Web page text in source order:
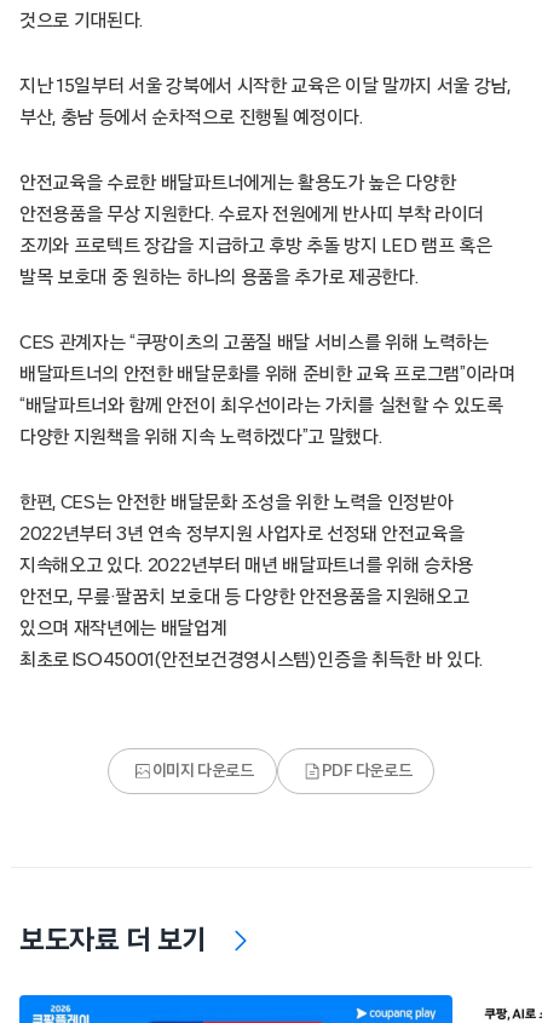
것으로 기대된다.
지난 15일부터 서울 강북에서 시작한 교육은 이달 말까지 서울 강남,
부산, 충남 등에서 순차적으로 진행될 예정이다.
안전교육을 수료한 배달파트너에게는 활용도가 높은 다양한
안전용품을 무상 지원한다. 수료자 전원에게 반사띠 부착 라이더
조끼와 프로텍트 장갑을 지급하고 후방 추돌 방지 LED 램프 혹은
발목 보호대 중 원하는 하나의 용품을 추가로 제공한다.
CES 관계자는 “쿠팡이츠의 고품질 배달 서비스를 위해 노력하는
배달파트너의 안전한 배달문화를 위해 준비한 교육 프로그램”이라며
“배달파트너와 함께 안전이 최우선이라는 가치를 실천할 수 있도록
다양한 지원책을 위해 지속 노력하겠다”고 말했다.
한편, CES는 안전한 배달문화 조성을 위한 노력을 인정받아
2022년부터 3년 연속 정부지원 사업자로 선정돼 안전교육을
지속해오고 있다. 2022년부터 매년 배달파트너를 위해 승차용
안전모, 무릎·팔꿈치 보호대 등 다양한 안전용품을 지원해오고
있으며 재작년에는 배달업계
최초로 ISO45001(안전보건경영시스템) 인증을 취득한 바 있다.
이미지 다운로드 PDF 다운로드
보도자료 더 보기